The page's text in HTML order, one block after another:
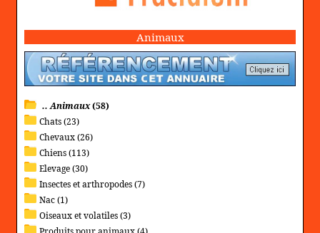
Animaux
.. Animaux(58)
Chats (23)
Chevaux (26)
Chiens (113)
Elevage (30)
Insectes et arthropodes (7)
Nac (1)
Oiseaux et volatiles (3)